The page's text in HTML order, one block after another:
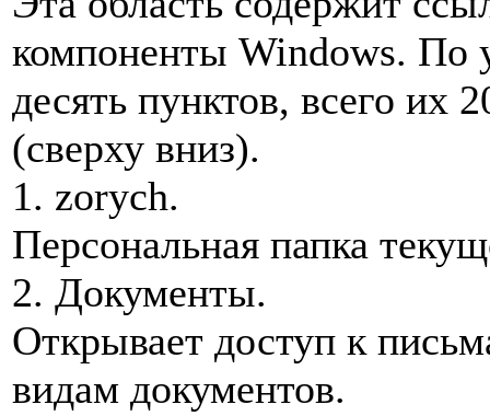
компоненты Windows. По
десять пунктов, всего их
(сверху вниз).
1. zorych.
Персональная папка
2. Документы.
Открывает доступ к
видам документов.